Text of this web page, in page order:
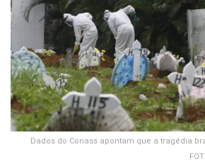
Dados do Conass apontam que a tragédia